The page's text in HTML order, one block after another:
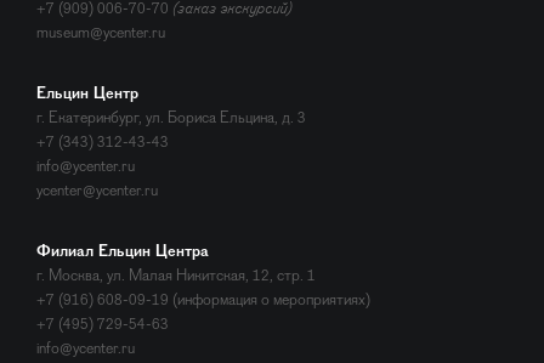
+7 (909) 006-70-70 (заказ экскурсий)
museum@ycenter.ru
Ельцин Центр
г. Екатеринбург, ул. Бориса Ельцина, д. 3
+7 (343) 312-43-43
info@ycenter.ru
ycenter@ycenter.ru
Филиал Ельцин Центра
г. Москва, ул. Малая Никитская, 12, стр. 1
+7 (916) 608-09-19 (информация о мероприятиях)
+7 (495) 729-54-63
info@ycenter.ru